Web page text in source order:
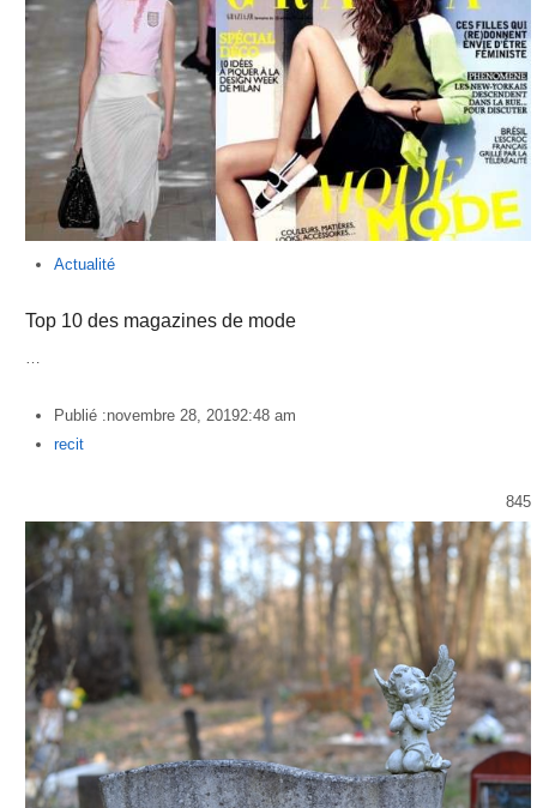
Actualité
Top 10 des magazines de mode
…
Publié :novembre 28, 20192:48 am
Author
recit
845